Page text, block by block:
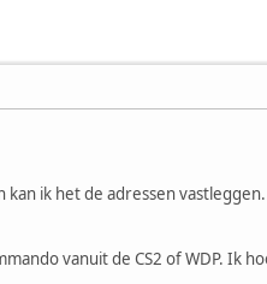
kan ik het de adressen
vanuit de CS2 of WDP. Ik